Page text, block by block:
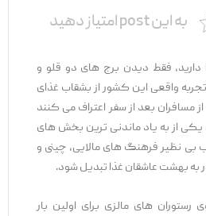
به این post امتیاز دهید
فقط دیدن برج‌ های دو قلو و
واقعی این کشور از بشقاب غذای
بعد از سفر اعتراف می ‌کنند
از به ‌یاد ماندنی‌ ترین بخش‌ های
نظیر فرهنگ ‌های مالایی، چینی و
بهشت عاشقان غذا تبدیل شود.
‌های مالزی برای اولین بار